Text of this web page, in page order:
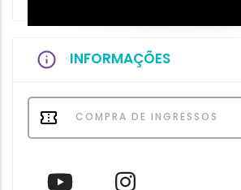
INFORMAÇÕES
COMPRA DE INGRESSOS